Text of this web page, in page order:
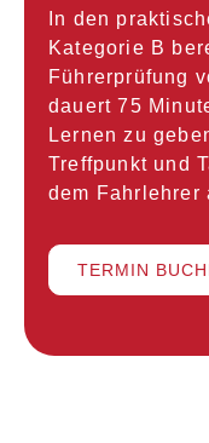
In den
Kategorie B
Führerprüfung
dauert 75
Lernen zu
Treffpunkt und
dem Fahrlehrer
TERMIN